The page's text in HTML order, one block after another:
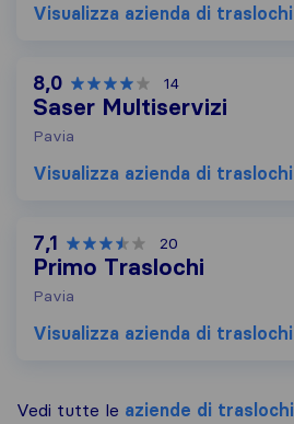
Visualizza azienda di traslochi
8,0 14
Saser Multiservizi
Pavia
Visualizza azienda di traslochi
7,1 20
Primo Traslochi
Pavia
Visualizza azienda di traslochi
Vedi tutte le aziende di traslochi